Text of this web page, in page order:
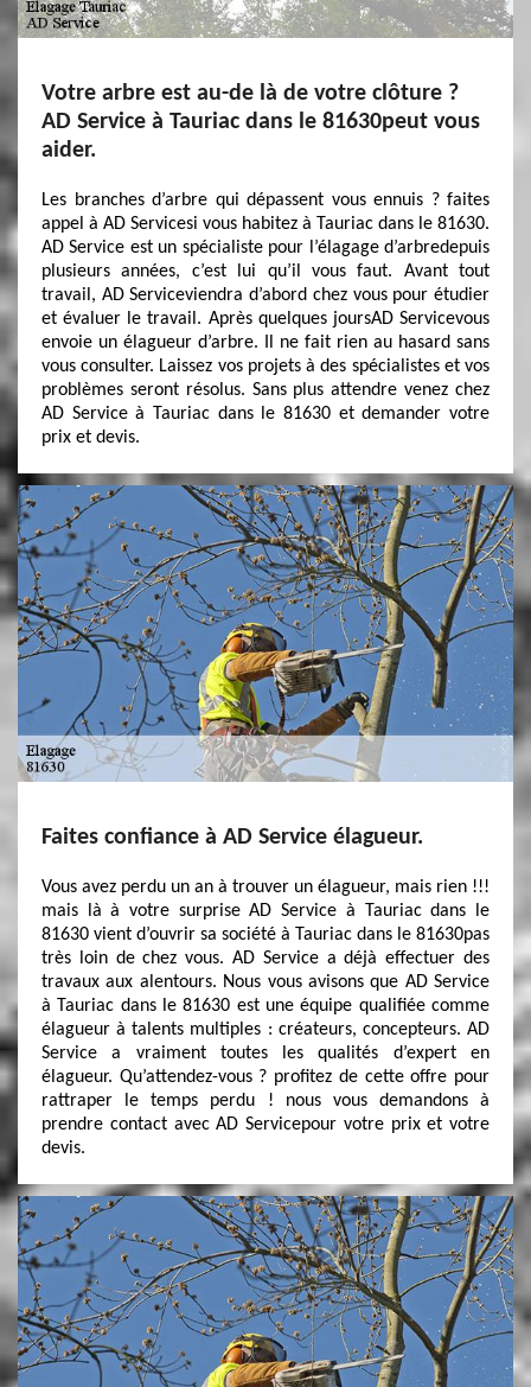
Votre arbre est au-de là de votre clôture ?
AD Service à Tauriac dans le 81630peut vous
aider.
Les branches d’arbre qui dépassent vous ennuis ? faites
appel à AD Servicesi vous habitez à Tauriac dans le 81630.
AD Service est un spécialiste pour l’élagage d’arbredepuis
plusieurs années, c’est lui qu’il vous faut. Avant tout
travail, AD Serviceviendra d’abord chez vous pour étudier
et évaluer le travail. Après quelques joursAD Servicevous
envoie un élagueur d’arbre. Il ne fait rien au hasard sans
vous consulter. Laissez vos projets à des spécialistes et vos
problèmes seront résolus. Sans plus attendre venez chez
AD Service à Tauriac dans le 81630 et demander votre
prix et devis.
Faites confiance à AD Service élagueur.
Vous avez perdu un an à trouver un élagueur, mais rien !!!
mais là à votre surprise AD Service à Tauriac dans le
81630 vient d’ouvrir sa société à Tauriac dans le 81630pas
très loin de chez vous. AD Service a déjà effectuer des
travaux aux alentours. Nous vous avisons que AD Service
à Tauriac dans le 81630 est une équipe qualifiée comme
élagueur à talents multiples : créateurs, concepteurs. AD
Service a vraiment toutes les qualités d’expert en
élagueur. Qu’attendez-vous ? profitez de cette offre pour
rattraper le temps perdu ! nous vous demandons à
prendre contact avec AD Servicepour votre prix et votre
devis.